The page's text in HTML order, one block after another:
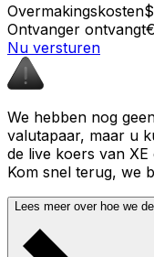
Overmakingskosten
Ontvanger ontvangt
Nu versturen
We hebben nog
valutapaar, maar u
de live koers van
Kom snel terug, we
Lees meer over hoe we